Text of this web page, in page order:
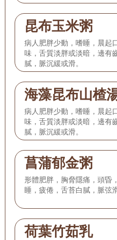
昆布玉米粥
病人肥胖少動，嗜睡，晨起
味，舌質淡胖或淡暗，邊有
膩，脈沉緩或滑。
海藻昆布山楂
病人肥胖少動，嗜睡，晨起
味，舌質淡胖或淡暗，邊有
膩，脈沉緩或滑。
菖蒲郁金粥
形體肥胖，胸脅隱痛，頭昏
睡，疲倦，舌苔白膩，脈弦滑
荷葉竹茹乳